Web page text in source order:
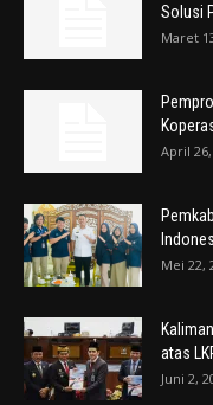
Solusi
Maret
April
Mei 22,
atas
Juni 2,